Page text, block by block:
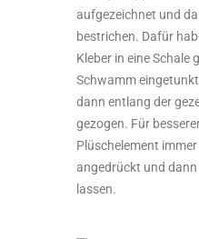
aufgezeichnet und
bestrichen. Dafür
Kleber in eine Schale
Schwamm
dann entlang der
gezogen. Für
Plüschelement
angedrückt und
lassen.